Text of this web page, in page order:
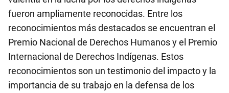
fueron ampliamente reconocidas. Entre los
reconocimientos más destacados se encuentran el
Premio Nacional de Derechos Humanos y el Premio
Internacional de Derechos Indígenas. Estos
reconocimientos son un testimonio del impacto y la
importancia de su trabajo en la defensa de los